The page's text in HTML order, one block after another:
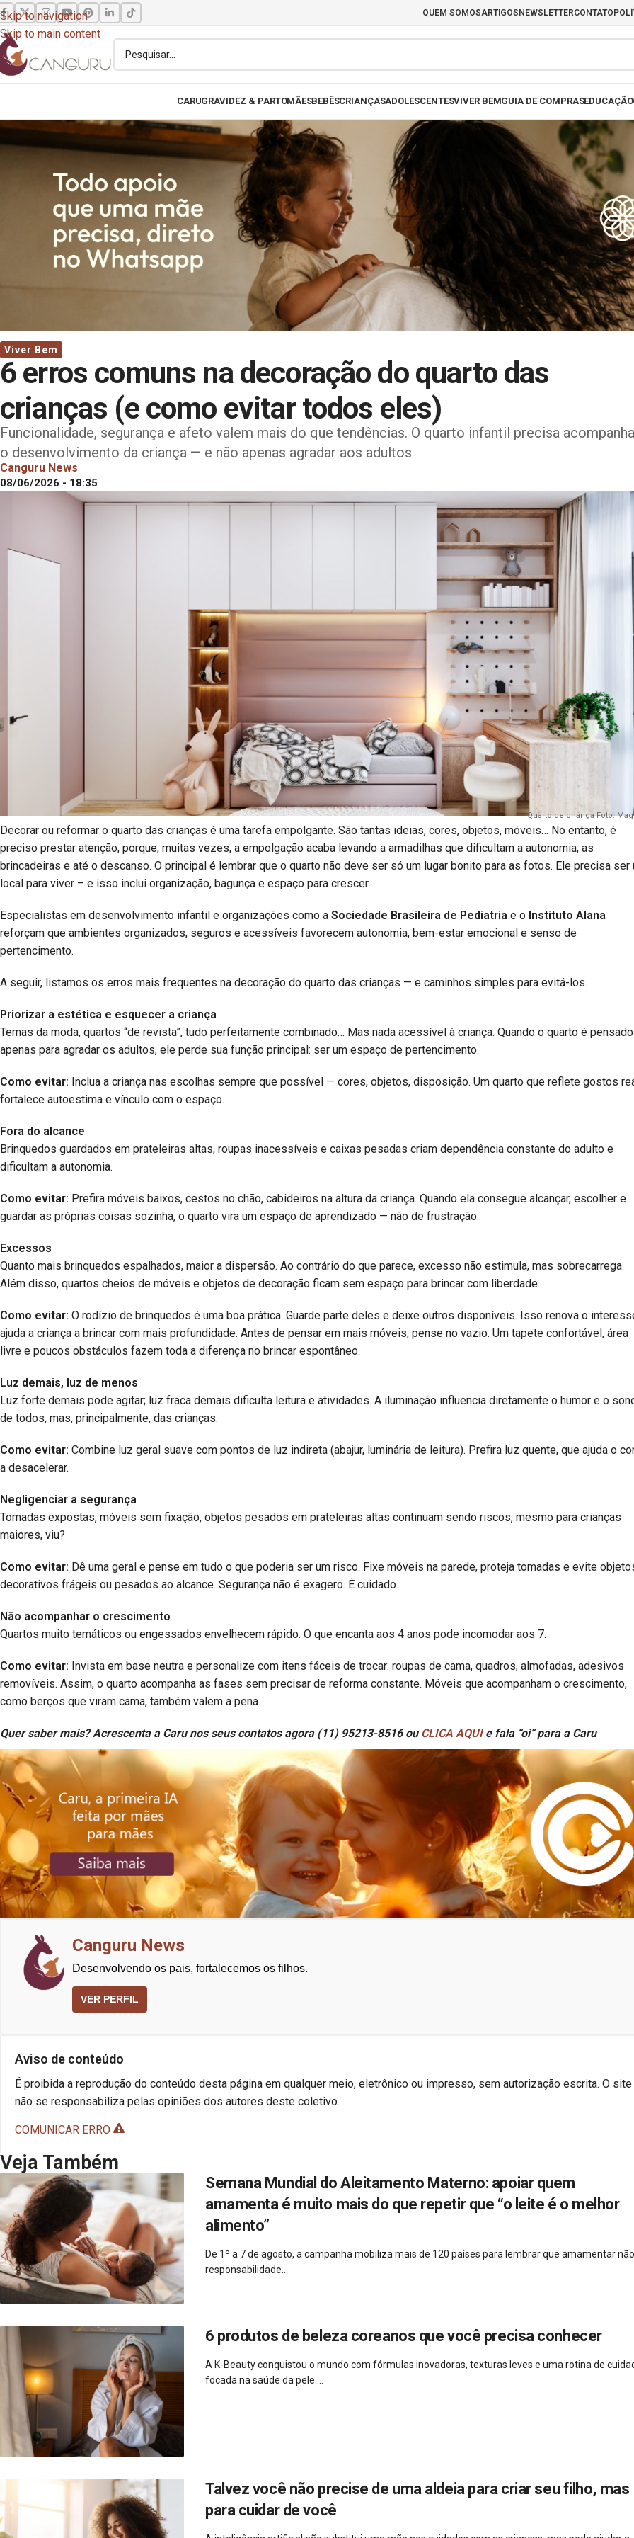
Skip to navigation
Skip to main content
QUEM SOMOSARTIGOS NEWSLETTERCONTATO
CARUGRAVIDEZ & PARTOMÃESBEBÊSCRIANÇASADOLESCENTESVIVER BEMGUIA DE COMPRASEDUCAÇÃO
Viver Bem
6 erros comuns na decoração do quarto das
crianças (e como evitar todos eles)
Funcionalidade, segurança e afeto valem mais do que tendências. O quarto infantil precisa
o desenvolvimento da criança — e não apenas agradar aos adultos
Canguru News
08/06/2026 - 18:35
Quarto de criança Foto:
Decorar ou reformar o quarto das crianças é uma tarefa empolgante. São tantas ideias, cores, objetos, móveis… No entanto, é
preciso prestar atenção, porque, muitas vezes, a empolgação acaba levando a armadilhas que dificultam a autonomia, as
brincadeiras e até o descanso. O principal é lembrar que o quarto não deve ser só um lugar bonito para as fotos. Ele precisa ser
local para viver – e isso inclui organização, bagunça e espaço para crescer.
Especialistas em desenvolvimento infantil e organizações como a Sociedade Brasileira de Pediatria e o Instituto Alana
reforçam que ambientes organizados, seguros e acessíveis favorecem autonomia, bem-estar emocional e senso de
pertencimento.
A seguir, listamos os erros mais frequentes na decoração do quarto das crianças — e caminhos simples para evitá-los.
Priorizar a estética e esquecer a criança
Temas da moda, quartos “de revista”, tudo perfeitamente combinado… Mas nada acessível à criança. Quando o quarto é pensado
apenas para agradar os adultos, ele perde sua função principal: ser um espaço de pertencimento.
Como evitar: Inclua a criança nas escolhas sempre que possível — cores, objetos, disposição. Um quarto que reflete gostos
fortalece autoestima e vínculo com o espaço.
Fora do alcance
Brinquedos guardados em prateleiras altas, roupas inacessíveis e caixas pesadas criam dependência constante do adulto e
dificultam a autonomia.
Como evitar: Prefira móveis baixos, cestos no chão, cabideiros na altura da criança. Quando ela consegue alcançar, escolher e
guardar as próprias coisas sozinha, o quarto vira um espaço de aprendizado — não de frustração.
Excessos
Quanto mais brinquedos espalhados, maior a dispersão. Ao contrário do que parece, excesso não estimula, mas sobrecarrega.
Além disso, quartos cheios de móveis e objetos de decoração ficam sem espaço para brincar com liberdade.
Como evitar: O rodízio de brinquedos é uma boa prática. Guarde parte deles e deixe outros disponíveis. Isso renova o
ajuda a criança a brincar com mais profundidade. Antes de pensar em mais móveis, pense no vazio. Um tapete confortável, área
livre e poucos obstáculos fazem toda a diferença no brincar espontâneo.
Luz demais, luz de menos
Luz forte demais pode agitar; luz fraca demais dificulta leitura e atividades. A iluminação influencia diretamente o humor e o
de todos, mas, principalmente, das crianças.
Como evitar: Combine luz geral suave com pontos de luz indireta (abajur, luminária de leitura). Prefira luz quente, que ajuda o
a desacelerar.
Negligenciar a segurança
Tomadas expostas, móveis sem fixação, objetos pesados em prateleiras altas continuam sendo riscos, mesmo para crianças
maiores, viu?
Como evitar: Dê uma geral e pense em tudo o que poderia ser um risco. Fixe móveis na parede, proteja tomadas e evite
decorativos frágeis ou pesados ao alcance. Segurança não é exagero. É cuidado.
Não acompanhar o crescimento
Quartos muito temáticos ou engessados envelhecem rápido. O que encanta aos 4 anos pode incomodar aos 7.
Como evitar: Invista em base neutra e personalize com itens fáceis de trocar: roupas de cama, quadros, almofadas, adesivos
removíveis. Assim, o quarto acompanha as fases sem precisar de reforma constante. Móveis que acompanham o crescimento,
como berços que viram cama, também valem a pena.
Quer saber mais? Acrescenta a Caru nos seus contatos agora (11) 95213-8516 ouCLICA AQUIe fala “oi” para a Caru
Canguru News
Desenvolvendo os pais, fortalecemos os filhos.
VER PERFIL
Aviso de conteúdo
É proibida a reprodução do conteúdo desta página em qualquer meio, eletrônico ou impresso, sem autorização escrita. O site
não se responsabiliza pelas opiniões dos autores deste coletivo.
COMUNICAR ERRO
Veja Também
Semana Mundial do Aleitamento Materno: apoiar quem
amamenta é muito mais do que repetir que “o leite é o melhor
alimento”
De 1º a 7 de agosto, a campanha mobiliza mais de 120 países para lembrar que amamentar
responsabilidade...
6 produtos de beleza coreanos que você precisa conhecer
A K-Beauty conquistou o mundo com fórmulas inovadoras, texturas leves e uma rotina de
focada na saúde da pele....
Talvez você não precise de uma aldeia para criar seu filho, mas
para cuidar de você